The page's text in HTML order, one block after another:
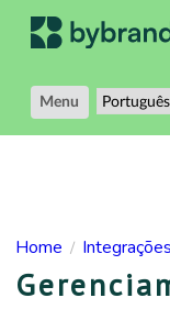
Menu
Home / Integrações